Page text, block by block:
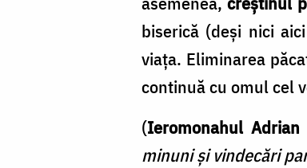
biserică (deși nici
viața. Eliminarea
continuă cu omul cel
(Ieromonahul
minuni și vindecări